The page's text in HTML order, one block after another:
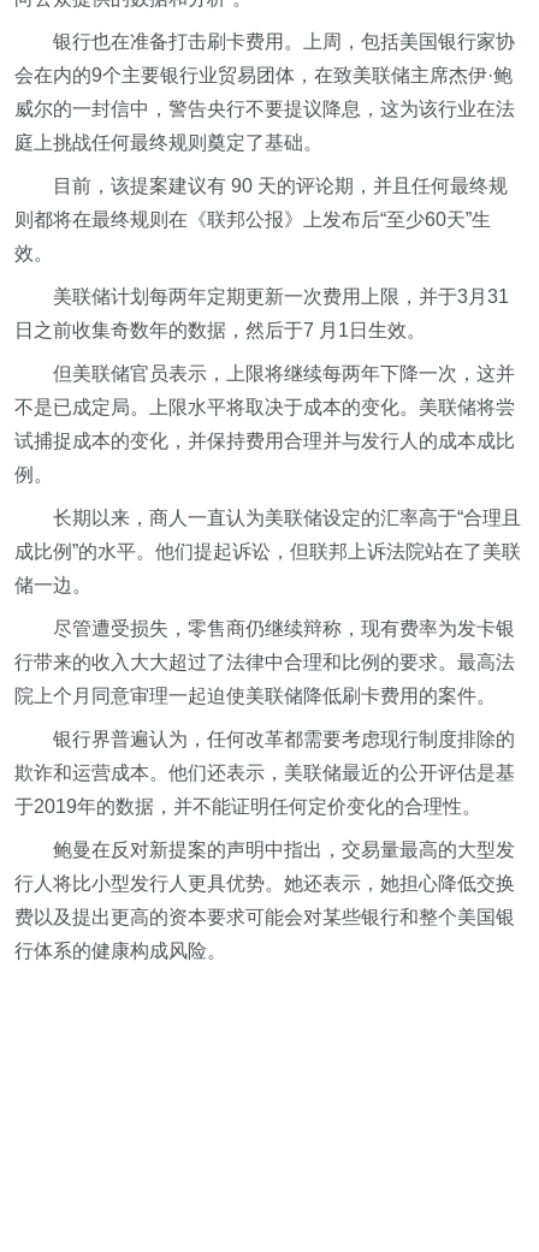
银行也在准备打击刷卡费用。上周，包括美国银行家协
会在内的9个主要银行业贸易团体，在致美联储主席杰伊·鲍
威尔的一封信中，警告央行不要提议降息，这为该行业在法
庭上挑战任何最终规则奠定了基础。
目前，该提案建议有 90 天的评论期，并且任何最终规
则都将在最终规则在《联邦公报》上发布后“至少60天”生
效。
美联储计划每两年定期更新一次费用上限，并于3月31
日之前收集奇数年的数据，然后于7 月1日生效。
但美联储官员表示，上限将继续每两年下降一次，这并
不是已成定局。上限水平将取决于成本的变化。美联储将尝
试捕捉成本的变化，并保持费用合理并与发行人的成本成比
例。
长期以来，商人一直认为美联储设定的汇率高于“合理且
成比例”的水平。他们提起诉讼，但联邦上诉法院站在了美联
储一边。
尽管遭受损失，零售商仍继续辩称，现有费率为发卡银
行带来的收入大大超过了法律中合理和比例的要求。最高法
院上个月同意审理一起迫使美联储降低刷卡费用的案件。
银行界普遍认为，任何改革都需要考虑现行制度排除的
欺诈和运营成本。他们还表示，美联储最近的公开评估是基
于2019年的数据，并不能证明任何定价变化的合理性。
鲍曼在反对新提案的声明中指出，交易量最高的大型发
行人将比小型发行人更具优势。她还表示，她担心降低交换
费以及提出更高的资本要求可能会对某些银行和整个美国银
行体系的健康构成风险。